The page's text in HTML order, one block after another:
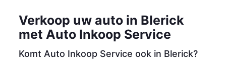
Verkoop uw auto in Blerick
met Auto Inkoop Service
Komt Auto Inkoop Service ook in Blerick?